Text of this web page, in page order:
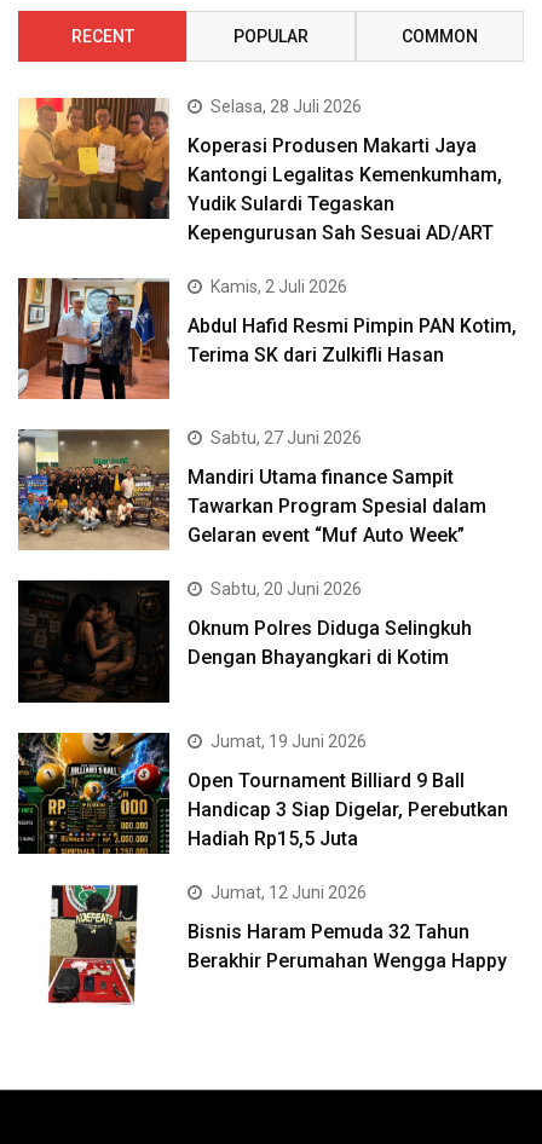
RECENT POPULAR COMMON
Selasa, 28 Juli 2026
Koperasi Produsen Makarti Jaya
Kantongi Legalitas Kemenkumham,
Yudik Sulardi Tegaskan
Kepengurusan Sah Sesuai AD/ART
Kamis, 2 Juli 2026
Abdul Hafid Resmi Pimpin PAN Kotim,
Terima SK dari Zulkifli Hasan
Sabtu, 27 Juni 2026
Mandiri Utama finance Sampit
Tawarkan Program Spesial dalam
Gelaran event “Muf Auto Week”
Sabtu, 20 Juni 2026
Oknum Polres Diduga Selingkuh
Dengan Bhayangkari di Kotim
Jumat, 19 Juni 2026
Open Tournament Billiard 9 Ball
Handicap 3 Siap Digelar, Perebutkan
Hadiah Rp15,5 Juta
Jumat, 12 Juni 2026
Bisnis Haram Pemuda 32 Tahun
Berakhir Perumahan Wengga Happy